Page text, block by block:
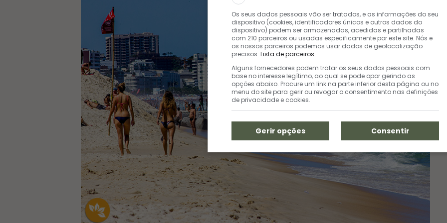
Os seus dados pessoais vão ser tratados, e as informações do seu
dispositivo (cookies, identificadores únicos e outros dados do
dispositivo) podem ser armazenadas, acedidas e partilhadas
com 210 parceiros ou usadas especificamente por este site. Nós e
os nossos parceiros podemos usar dados de geolocalização
precisos. Lista de parceiros.
Alguns fornecedores podem tratar os seus dados pessoais com
base no interesse legítimo, ao qual se pode opor gerindo as
opções abaixo. Procure um link na parte inferior desta página ou no
menu do site para gerir ou revogar o consentimento nas definições
de privacidade e cookies.
Consentir
Gerir opções